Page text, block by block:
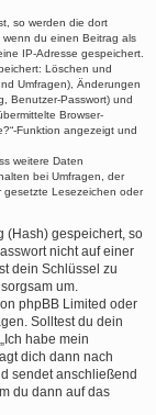
so werden die dort
du einen Beitrag als
IP-Adresse gespeichert.
Löschen und
Umfragen), Änderungen
Benutzer-Passwort) und
Browser-
Funktion angezeigt und
weitere Daten
bei Umfragen, der
gesetzte Lesezeichen oder
(Hash) gespeichert, so
nicht auf einer
dein Schlüssel zu
um.
phpBB Limited oder
Solltest du dein
habe mein
dich dann nach
sendet anschließend
du dann auf das